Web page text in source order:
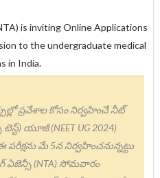
is inviting Online Applications
to the undergraduate medical
in India.
ప్రవేశాల కోసం నిర్వహించే నీట్‌
యూజీ (NEET UG 2024)
మే 5న నిర్వహించనున్నట్టు
ఏజెన్సీ (NTA) సోమవారం